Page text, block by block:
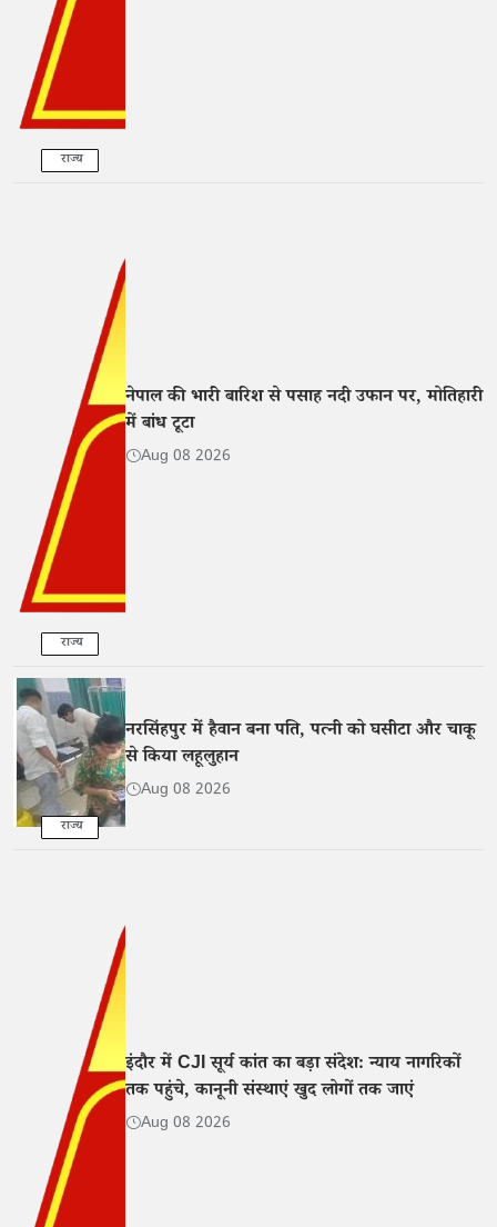
राज्य
राज्य
नेपाल की भारी बारिश से पसाह नदी उफान पर, मोतिहारी
में बांध टूटा
Aug 08 2026
राज्य
नरसिंहपुर में हैवान बना पति, पत्नी को घसीटा और चाकू
से किया लहूलुहान
Aug 08 2026
इंदौर में CJI सूर्य कांत का बड़ा संदेश: न्याय नागरिकों
तक पहुंचे, कानूनी संस्थाएं खुद लोगों तक जाएं
Aug 08 2026